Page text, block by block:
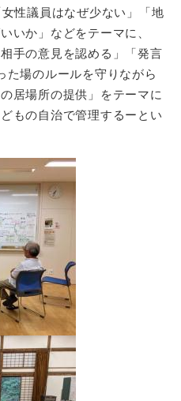
性議員はなぜ少ない」「地
いか」などをテーマに、
手の意見を認める」「発言
た場のルールを守りながら
居場所の提供」をテーマに
もの自治で管理するーとい